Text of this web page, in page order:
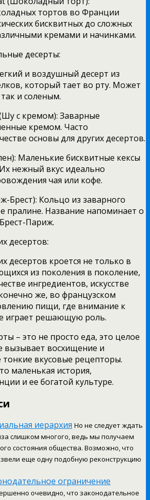
тортов во Франции
бисквитных до сложных
кремами и начинками.
десерты:
и воздушный десерт из
который тает во рту. Может
и соленым.
с кремом): Заварные
кремом. Часто
основы для других десертов.
Маленькие бисквитные кексы
нежный вкус идеально
чая или кофе.
Брест): Кольцо из заварного
пралине. Название напоминает о
Париж.
десертов:
десертов кроется не только в
из поколения в поколение,
ингредиентов, искусстве
же, во французском
пищи, где внимание к
играет решающую роль.
– это не просто еда, это целое
вызывает восхищение и
вкусовые рецепторы.
маленькая история,
и ее богатой культуре.
иерархия Но не следует ждать
слишком многого, ведь мы получаем
состояния общества. Возможно, что
еще одну подобную реконструкцию
ограничение
очевидно, что законодательное